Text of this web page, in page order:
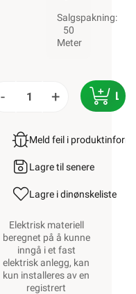
Salgspakning:
50
Meter
- +
Meld feil i
Lagre til senere
Lagre i dinønskeliste
Elektrisk materiell
beregnet på å kunne
inngå i et fast
elektrisk anlegg, kan
kun installeres av en
registrert